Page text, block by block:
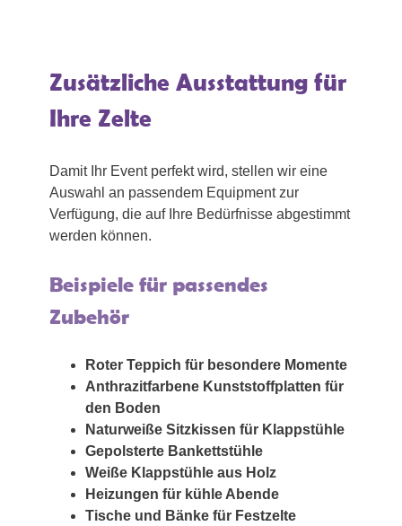
Zusätzliche Ausstattung für
Ihre Zelte
Damit Ihr Event perfekt wird, stellen wir eine
Auswahl an passendem Equipment zur
Verfügung, die auf Ihre Bedürfnisse abgestimmt
werden können.
Beispiele für passendes
Zubehör
Roter Teppich für besondere Momente
Anthrazitfarbene Kunststoffplatten für
den Boden
Naturweiße Sitzkissen für Klappstühle
Gepolsterte Bankettstühle
Weiße Klappstühle aus Holz
Heizungen für kühle Abende
Tische und Bänke für Festzelte